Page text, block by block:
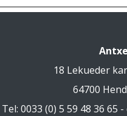
18 Lekueder
64700
Tel: 0033 (0) 5 59 48 36 65 -